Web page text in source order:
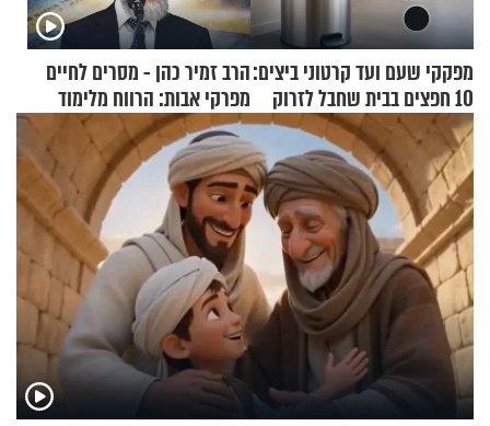
מפקקי שעם ועד קרטוני ביצים:
10 חפצים בבית שחבל לזרוק
לפח
הרב זמיר כהן - מסרים לחיים
מפרקי אבות: הרווח מלימוד
התורה